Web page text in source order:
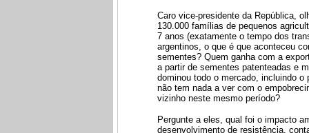
Caro vice-presidente da República,
130.000 famílias de pequenos
7 anos (exatamente o tempo dos
argentinos, o que é que aconteceu
sementes? Quem ganha com a
a partir de sementes patenteadas e
dominou todo o mercado, incluindo
não tem nada a ver com o
vizinho neste mesmo período?
Pergunte a eles, qual foi o impacto
desenvolvimento de resistência,